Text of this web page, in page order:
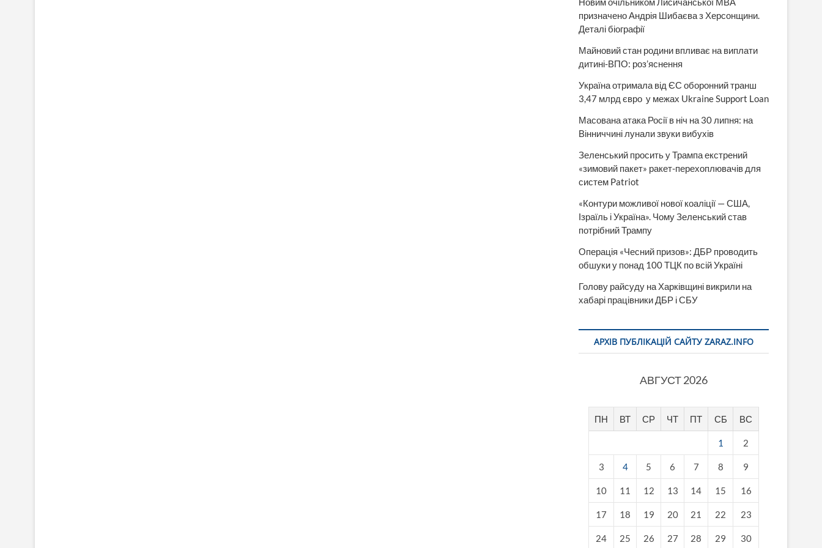
призначено Андрія Шибаєва з Херсонщини.
Деталі біографії
Майновий стан родини впливає на виплати
дитині-ВПО: роз’яснення
Україна отримала від ЄС оборонний транш
3,47 млрд євро у межах Ukraine Support Loan
Масована атака Росії в ніч на 30 липня: на
Вінниччині лунали звуки вибухів
Зеленський просить у Трампа екстрений
«зимовий пакет» ракет-перехоплювачів для
систем Patriot
«Контури можливої нової коаліції — США,
Ізраїль і Україна». Чому Зеленський став
потрібний Трампу
Операція «Чесний призов»: ДБР проводить
обшуки у понад 100 ТЦК по всій Україні
Голову райсуду на Харківщині викрили на
хабарі працівники ДБР і СБУ
АРХІВ ПУБЛІКАЦІЙ САЙТУ ZARAZ.INFO
АВГУСТ 2026
ПН ВТ СР ЧТ ПТ СБ ВС
1 2
3 4 5 6 7 8 9
10 11 12 13 14 15 16
17 18 19 20 21 22 23
24 25 26 27 28 29 30